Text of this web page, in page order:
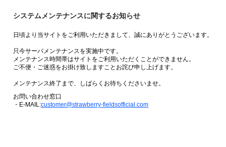
システムメンテナンスに関するお知らせ
日頃より当サイトをご利用いただきまして、誠にありがとうございます。
只今サーバメンテナンスを実施中です。
メンテナンス時間帯はサイトをご利用いただくことができません。
ご不便・ご迷惑をお掛け致しますことお詫び申し上げます。
メンテナンス終了まで、しばらくお待ちくださいませ。
お問い合わせ窓口
・E-MAIL:customer@strawberry-fieldsofficial.com